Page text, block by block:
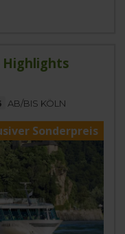
Highlights
AB/BIS KÖLN
Sonderpreis